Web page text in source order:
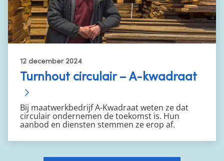
Turnhout circulair – A-kwadraat
12 december 2024
Bij maatwerkbedrijf A-Kwadraat weten ze dat
circulair ondernemen de toekomst is. Hun
aanbod en diensten stemmen ze erop af.